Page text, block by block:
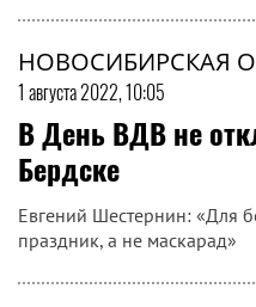
НОВОСИБИРСКАЯ
1 августа 2022, 10:05
В День ВДВ не
Бердске
Евгений Шестернин: «Для
праздник, а не маскарад»